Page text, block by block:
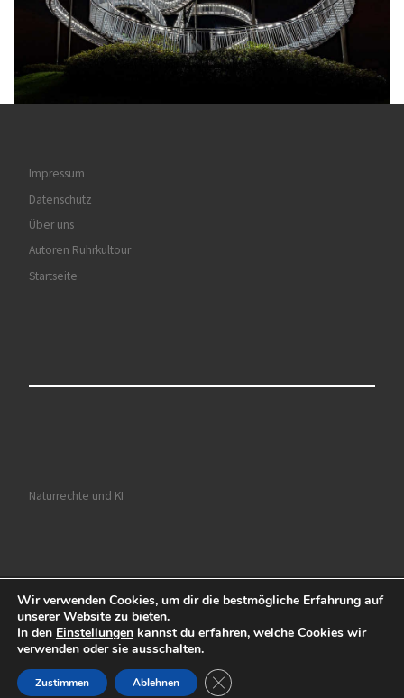
Impressum
Datenschutz
Über uns
Autoren Ruhrkultour
Startseite
Naturrechte und KI
© 2026Ruhrkultour– Alle Rechte vorbehalten
Präsentiert von WP– Entworfen mit demCustomizr-Theme
Wir verwenden Cookies, um dir die bestmögliche Erfahrung auf
unserer Website zu bieten.
In den Einstellungen kannst du erfahren, welche Cookies wir
verwenden oder sie ausschalten.
Zustimmen Ablehnen GDPR Cookie-Banner schließen